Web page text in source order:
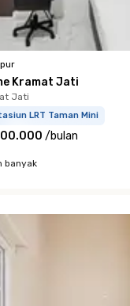
Kramat Jati
Jati
LRT Taman Mini
/bulan
banyak